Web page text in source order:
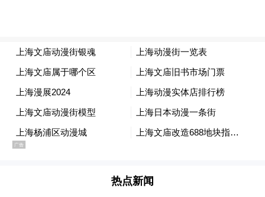
热点新闻